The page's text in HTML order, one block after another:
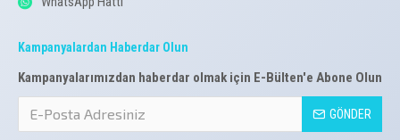
Kampanyalardan Haberdar Olun
Kampanyalarımızdan haberdar olmak için E-Bülten'e Abone Olun
GÖNDER